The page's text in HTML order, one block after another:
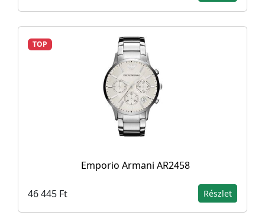
TOP
Emporio Armani AR2458
46 445 Ft Részlet